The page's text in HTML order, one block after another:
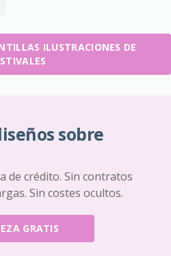
ILUSTRACIONES DE
sobre
de crédito. Sin contratos
Sin costes ocultos.
GRATIS